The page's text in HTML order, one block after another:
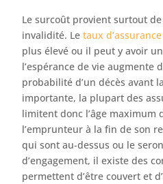
Le surcoût provient surtout de
invalidité. Letaux
plus élevé ou il peut y avoir
l’espérance de vie augmente
probabilité d’un décès avant
importante, la plupart des
limitent donc l’âge maximum
l’emprunteur à la fin de son
qui sont au-dessus ou le
d’engagement, il existe des
permettent d’être couvert et